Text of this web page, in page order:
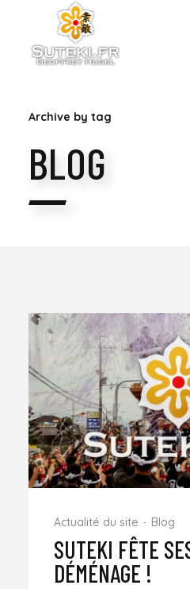
Archive by tag
BLOG
Actualité du site Blog
SUTEKI FÊTE
DÉMÉNAGE !